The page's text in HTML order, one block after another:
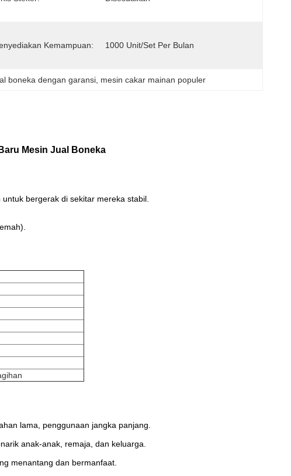
Kemampuan: 1000 Unit/set Per Bulan
boneka dengan garansi mesin cakar mainan populer
Mesin Jual Boneka
bergerak di sekitar mereka stabil.
lama, penggunaan jangka panjang.
anak-anak, remaja, dan keluarga.
menantang dan bermanfaat.